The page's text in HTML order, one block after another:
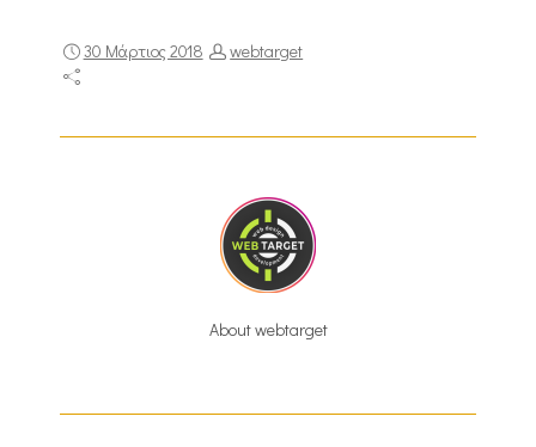
30 Μάρτιος 2018 webtarget
About webtarget